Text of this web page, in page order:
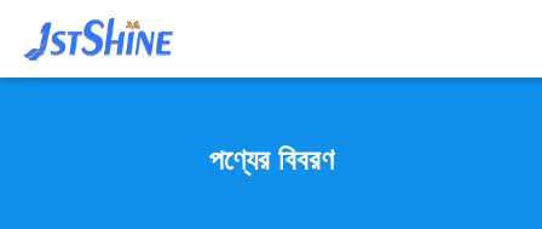
পণ্যের বিবরণ